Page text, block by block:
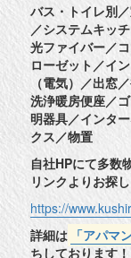
バス・トイレ別
／システムキッ
光ファイバー／
ローゼット／イ
（電気）／出窓
洗浄暖房便座／
明器具／インタ
クス／物置
自社HPにて多数
リンクよりお探
https://
詳細は 「アパマ
ちしております！